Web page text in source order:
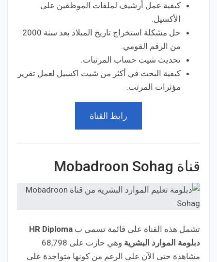
كيفية عمل أرشيف لملفات الموظفين على
الأكسيل.
حل مشكلة استخراج تاريخ الميلاد بعد سنة 2000
من الرقم القومي.
تحديث شيت حساب المرتبات.
كيفية البحث في أكثر من شيت اكسيل لعمل تقرير
مؤثرات المرتب.
رابط القناة
قناة Mobadroon Sohag
تشمل هذه القناة على قائمة تسمى ب HR Diploma
دبلومة الموارد البشرية
وهي حازت على 68,798
مشاهدة حتى الآن على الرغم من كونها متواجدة على